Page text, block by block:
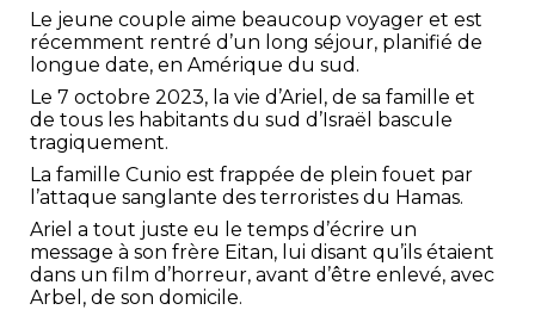
Le jeune couple aime beaucoup voyager et est
récemment rentré d’un long séjour, planifié de
longue date, en Amérique du sud.
Le 7 octobre 2023, la vie d’Ariel, de sa famille et
de tous les habitants du sud d’Israël bascule
tragiquement.
La famille Cunio est frappée de plein fouet par
l’attaque sanglante des terroristes du Hamas.
Ariel a tout juste eu le temps d’écrire un
message à son frère Eitan, lui disant qu’ils étaient
dans un film d’horreur, avant d’être enlevé, avec
Arbel, de son domicile.